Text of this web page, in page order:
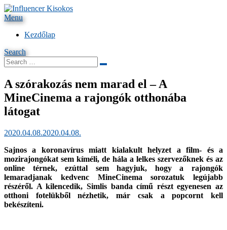
Skip
to
content
Influencer Kisokos
Menu
Kezdőlap
Search
Search
for:
Search
A szórakozás nem marad el – A
MineCinema a rajongók otthonába
látogat
byMalomsoki Virág
Posted
2020.04.08.2020.04.08.
Sajnos a koronavírus miatt kialakult helyzet a film- és a
mozirajongókat sem kíméli, de hála a lelkes szervezőknek és az
online térnek, ezúttal sem hagyjuk, hogy a rajongók
lemaradjanak kedvenc MineCinema sorozatuk legújabb
részéről. A kilencedik, Simlis banda című részt egyenesen az
otthoni fotelükből nézhetik, már csak a popcornt kell
bekészíteni.